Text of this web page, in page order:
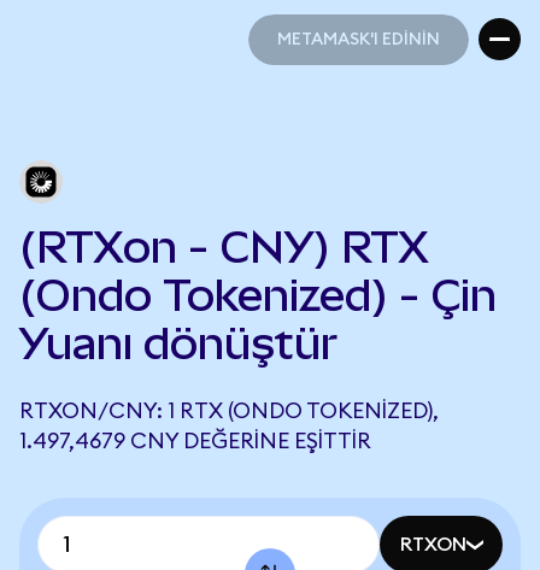
METAMASK'I EDİNİN
(RTXon - CNY) RTX
(Ondo Tokenized) - Çin
Yuanı dönüştür
RTXON/CNY: 1 RTX (ONDO TOKENIZED),
1.497,4679 CNY DEĞERINE EŞITTIR
RTXON